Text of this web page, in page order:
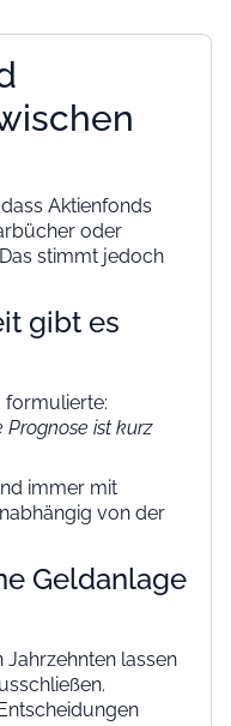
Aktienfonds
oder
stimmt jedoch
gibt es
formulierte:
Prognose ist kurz
immer mit
von der
Geldanlage
lassen